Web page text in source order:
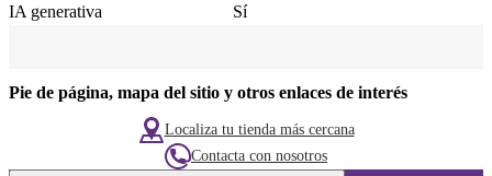
IA generativa Sí
Pie de página, mapa del sitio y otros enlaces de interés
Localiza tu tienda más cercana
Contacta con nosotros